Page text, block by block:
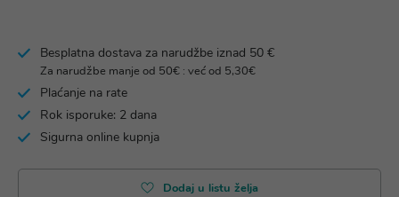
Besplatna dostava za narudžbe iznad 50 €
Za narudžbe manje od 50€ : već od 5,30€
Plaćanje na rate
Rok isporuke: 2 dana
Sigurna online kupnja
Dodaj u listu želja